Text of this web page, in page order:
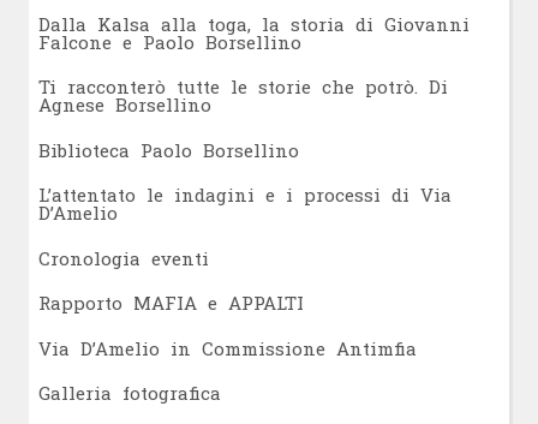
Dalla Kalsa alla toga, la storia di Giovanni
Falcone e Paolo Borsellino
Ti racconterò tutte le storie che potrò. Di
Agnese Borsellino
Biblioteca Paolo Borsellino
L’attentato le indagini e i processi di Via
D’Amelio
Cronologia eventi
Rapporto MAFIA e APPALTI
Via D’Amelio in Commissione Antimfia
Galleria fotografica